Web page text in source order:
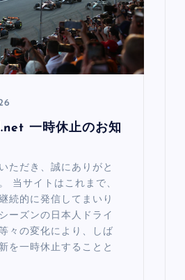
一時休止のお知
ただき、誠にありがと
当サイトはこれまで、
続的に発信してまいり
ーズンの日本人ドライ
々の変化により、しば
を一時休止することと